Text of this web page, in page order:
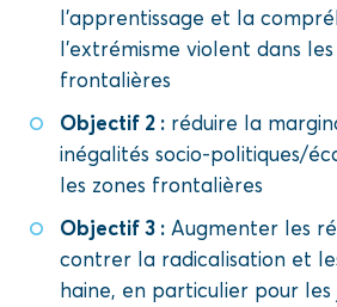
l’apprentissage et la
l’extrémisme violent dans
frontalières
Objectif 2 : réduire la
inégalités socio-politiques/
les zones frontalières
Objectif 3 : Augmenter les
contrer la radicalisation et
haine, en particulier pour les